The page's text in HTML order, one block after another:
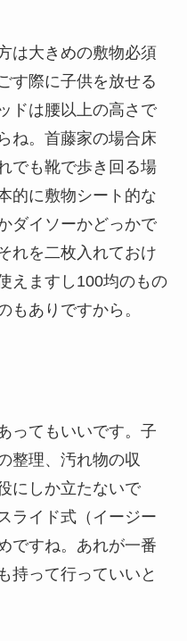
は大きめの敷物必須
す際に子供を放せる
ドは腰以上の高さで
ね。首藤家の場合床
でも靴で歩き回る場
的に敷物シート的な
ダイソーかどっかで
れを二枚入れておけ
えますし100均のもの
もありですから。
ってもいいです。子
整理、汚れ物の収
にしか立たないで
ライド式（イージー
ですね。あれが一番
持って行っていいと